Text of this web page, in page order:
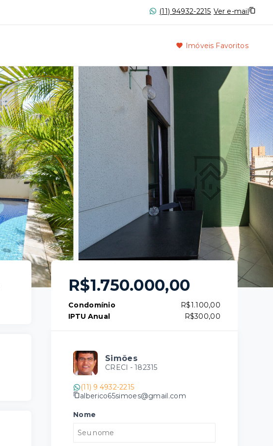
(11) 94932-2215 Ver e-mail
Imóveis Favoritos
R$1.750.000,00
Condomínio
R$1.100,00
IPTU Anual
R$300,00
Simões
CRECI - 182315
(11) 9 4932-2215
alberico65simoes@gmail.com
Nome